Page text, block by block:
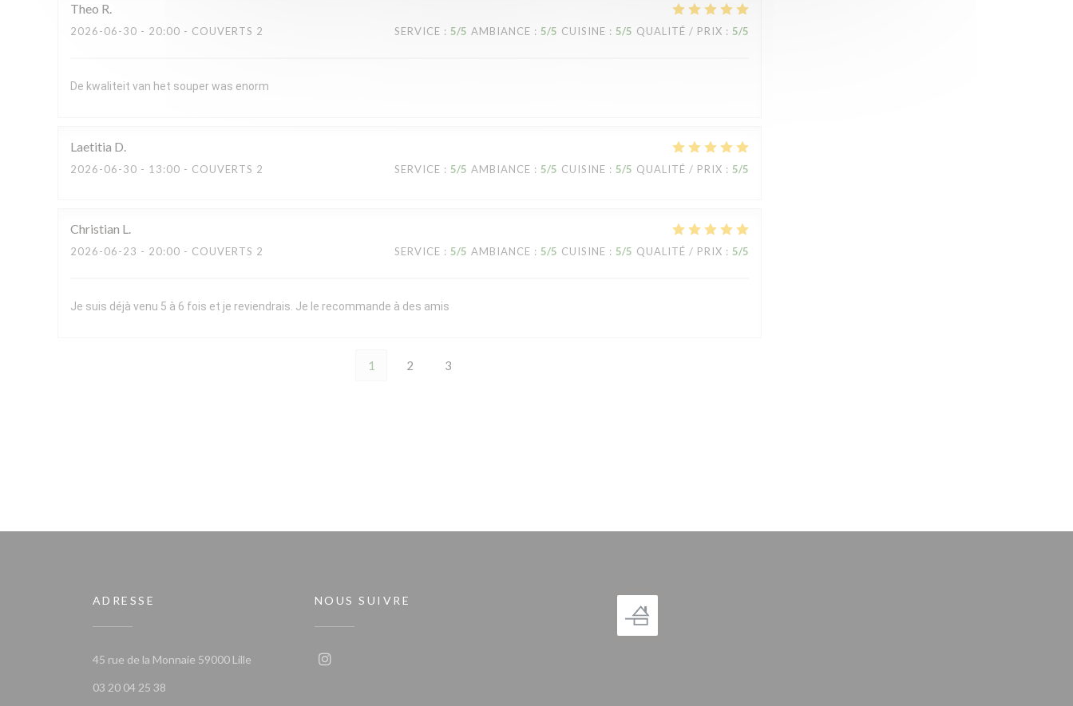
Theo R
2026-06-30 - 20:00 - COUVERTS 2 SERVICE : 5/5 AMBIANCE : 5/5 CUISINE : 5/5 QUALITÉ / PRIX : 5/5
De kwaliteit van het souper was enorm
Laetitia D
2026-06-30 - 13:00 - COUVERTS 2 SERVICE : 5/5 AMBIANCE : 5/5 CUISINE : 5/5 QUALITÉ / PRIX : 5/5
Christian L
2026-06-23 - 20:00 - COUVERTS 2 SERVICE : 5/5 AMBIANCE : 5/5 CUISINE : 5/5 QUALITÉ / PRIX : 5/5
Je suis déjà venu 5 à 6 fois et je reviendrais. Je le recommande à des amis
1 2 3
ADRESSE
45 rue de la Monnaie 59000 Lille((ouvre une nouvelle fenêtre))
03 20 04 25 38
NOUS SUIVRE